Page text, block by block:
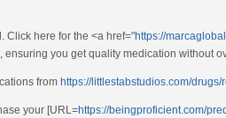
Click here for the <a href="https://
you get quality medication without
from https://littlestabstudios.com/drugs/
your [URL=https://beingproficient.com/